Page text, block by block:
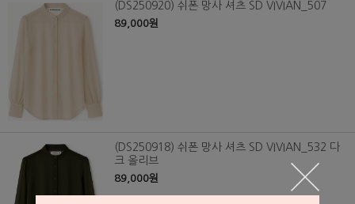
(DS250920) 쉬폰 망사 셔츠 SD VIVIAN_507
89,000원
(DS250918) 쉬폰 망사 셔츠 SD VIVIAN_532 다
크 올리브
89,000원